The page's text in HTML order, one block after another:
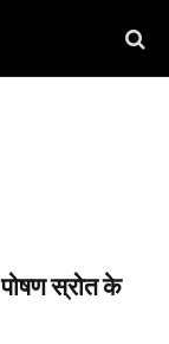
स्रोत के